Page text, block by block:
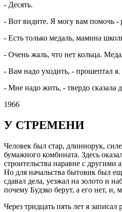
- Десять.
- Вот видите. Я могу вам помочь -
- Есть только медаль, мамина
- Очень жаль, что нет кольца.
- Вам надо уходить, - прошептал я.
- Мне надо жить, - твердо сказала
1966
У СТРЕМЕНИ
Человек был стар, длиннорук,
бумажного комбината. Здесь
строительства наравне с
Но для начальства бытовик был
сдавал дела, уезжал на золото и
почему Будзко берут, а его нет, и,
Через тридцать пять лет я записал